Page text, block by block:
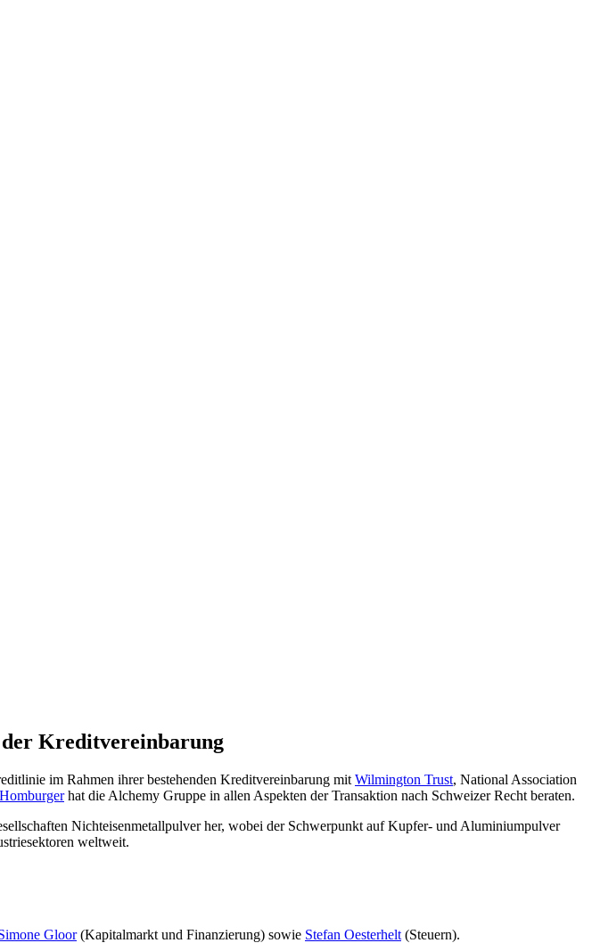
Kreditvereinbarung
im Rahmen ihrer bestehenden Kreditvereinbarung mit Wilmington Trust, National Association
Homburgerhat die Alchemy Gruppe in allen Aspekten der Transaktion nach Schweizer Recht beraten.
Nichteisenmetallpulver her, wobei der Schwerpunkt auf Kupfer- und Aluminiumpulver
weltweit.
Gloor(Kapitalmarkt und Finanzierung) sowie Stefan Oesterhelt (Steuern).